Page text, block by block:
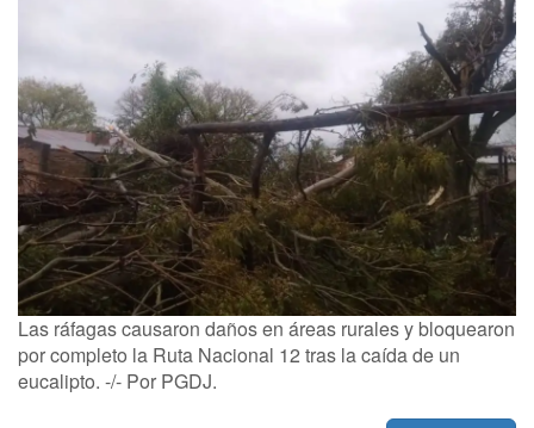
Las ráfagas causaron daños en áreas rurales y bloquearon
por completo la Ruta Nacional 12 tras la caída de un
eucalipto. -/- Por PGDJ.